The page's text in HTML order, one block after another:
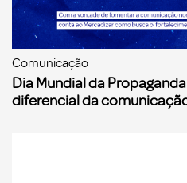
Comunicação
Dia Mundial da
diferencial da